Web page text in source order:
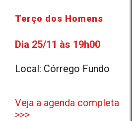
Terço dos Homens
Dia 25/11 às 19h00
Local: Córrego Fundo
Veja a agenda completa
>>>